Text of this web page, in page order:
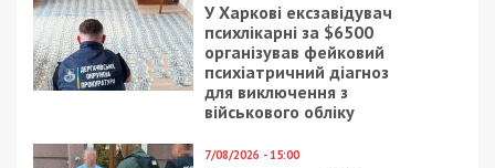
У Харкові ексзавідувач
психлікарні за $6500
організував фейковий
психіатричний діагноз
для виключення з
військового обліку
7/08/2026 - 15:00